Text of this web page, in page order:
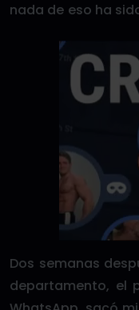
nada de eso ha
Dos semanas
departamento, el